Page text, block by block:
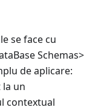
se face cu
Schemas>
de aplicare:
un
contextual